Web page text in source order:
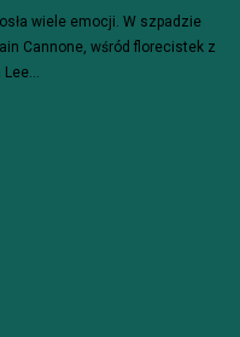
wiele emocji. W szpadzie
Cannone, wśród florecistek z